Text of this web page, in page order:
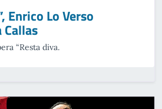
Enrico Lo Verso
“Resta diva.